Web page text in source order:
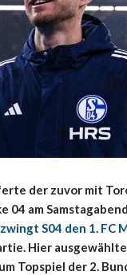
der zuvor mit
04 am
S04 den 1. FC
Hier ausgewählte
Topspiel der 2.